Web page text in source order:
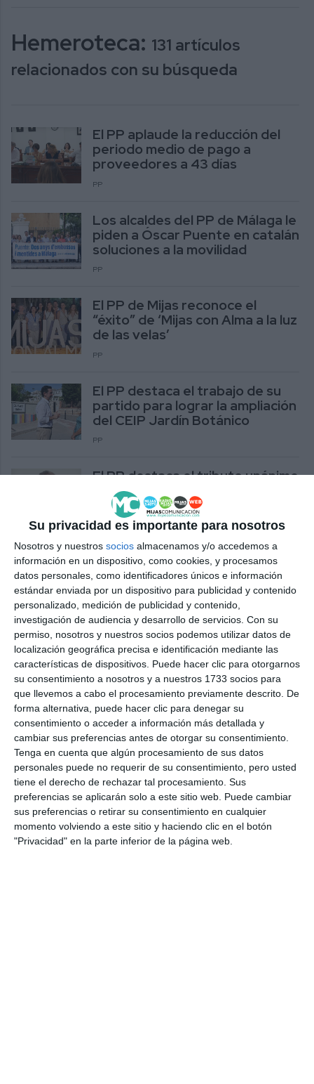
Su privacidad es importante para nosotros
Nosotros y nuestros socios almacenamos y/o accedemos a
información en un dispositivo, como cookies, y procesamos
datos personales, como identificadores únicos e información
estándar enviada por un dispositivo para publicidad y contenido
personalizado, medición de publicidad y contenido,
investigación de audiencia y desarrollo de servicios. Con su
permiso, nosotros y nuestros socios podemos utilizar datos de
localización geográfica precisa e identificación mediante las
características de dispositivos. Puede hacer clic para otorgarnos
su consentimiento a nosotros y a nuestros 1733 socios para
que llevemos a cabo el procesamiento previamente descrito. De
forma alternativa, puede hacer clic para denegar su
consentimiento o acceder a información más detallada y
cambiar sus preferencias antes de otorgar su consentimiento.
Tenga en cuenta que algún procesamiento de sus datos
personales puede no requerir de su consentimiento, pero usted
tiene el derecho de rechazar tal procesamiento. Sus
preferencias se aplicarán solo a este sitio web. Puede cambiar
sus preferencias o retirar su consentimiento en cualquier
momento volviendo a este sitio y haciendo clic en el botón
"Privacidad" en la parte inferior de la página web.
Hemeroteca: 131 artículos
relacionados con su búsqueda
El PP aplaude la reducción del
periodo medio de pago a
proveedores a 43 días
PP
Los alcaldes del PP de Málaga le
piden a Óscar Puente en catalán
soluciones a la movilidad
PP
El PP de Mijas reconoce el
“éxito” de ‘Mijas con Alma a la luz
de las velas’
PP
El PP destaca el trabajo de su
partido para lograr la ampliación
del CEIP Jardín Botánico
PP
El PP destaca el tributo unánime
a Carlos Huesa Berral y una
inyección de 33 millones
PP
El Partido Popular lidera el voto
en Mijas en las elecciones
andaluzas
ACTUALIDAD
El PP realiza una ofrenda floral
en homenaje a los guardias
civiles muertos en Huelva
PP
Mata anima a votar para que el
proyecto de Juanma Moreno
“se consolide”
PARTIDOS
El PP critica el "maltrato" del
Gobierno central "tras el cierre
de la oficina de Correos"